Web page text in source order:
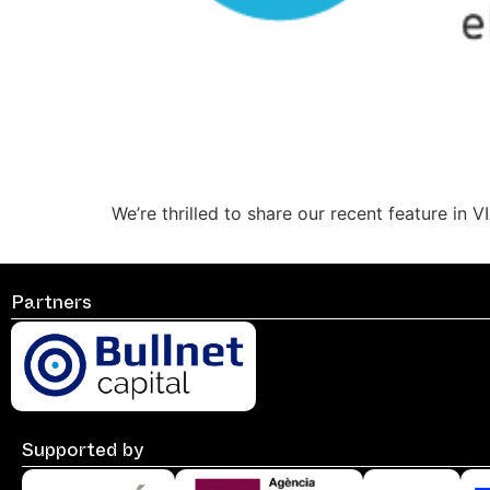
We’re thrilled to share our recent feature in
Partners
Supported by